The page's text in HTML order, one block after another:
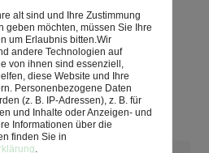
sarakini.de
sarakini.de
alt sind und Ihre Zustimmung
geben möchten, müssen Sie Ihre
um Erlaubnis bitten.Wir
andere Technologien auf
von ihnen sind essenziell,
diese Website und Ihre
Personenbezogene Daten
(z. B. IP-Adressen), z. B. für
und Inhalte oder Anzeigen- und
Informationen über die
finden Sie in
.